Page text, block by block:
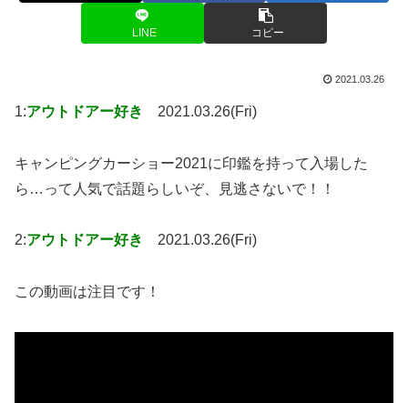
LINE コピー
2021.03.26
1:アウトドアー好き 2021.03.26(Fri)
キャンピングカーショー2021に印鑑を持って入場した
ら…って人気で話題らしいぞ、見逃さないで！！
2:アウトドアー好き 2021.03.26(Fri)
この動画は注目です！